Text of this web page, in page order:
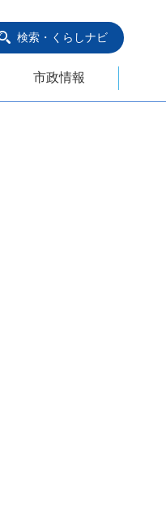
検索・くらしナビ
市政情報